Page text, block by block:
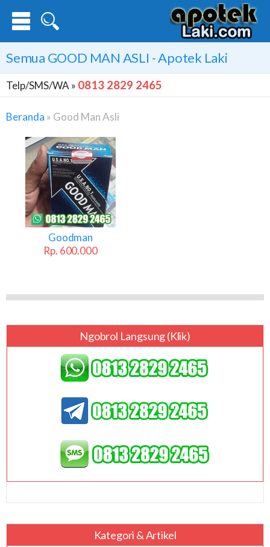
Semua GOOD MAN ASLI - Apotek Laki
Telp/SMS/WA » 0813 2829 2465
Beranda » Good Man Asli
Good
Asli
Goodman
Rp. 600.000
Ngobrol Langsung (klik)
Kategori & Artikel